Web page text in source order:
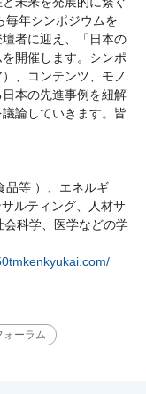
毎年シンポジウムを
者に迎え、「日本の
開催します。シンポ
、コンテンツ、モノ
本の先進事例を紐解
論していきます。皆
品等 ）、エネルギ
ルティング、人材サ
科学、医学などの学
ォーラム